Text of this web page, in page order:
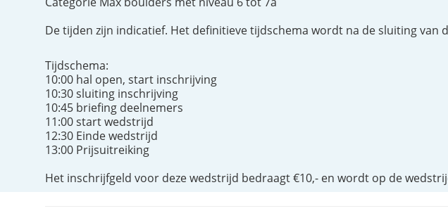
De tijden zijn indicatief. Het definitieve tijdschema wordt na de sluiting van
Tijdschema:
10:00 hal open, start inschrijving
10:30 sluiting inschrijving
10:45 briefing deelnemers
11:00 start wedstrijd
12:30 Einde wedstrijd
13:00 Prijsuitreiking
Het inschrijfgeld voor deze wedstrijd bedraagt €10,- en wordt op de